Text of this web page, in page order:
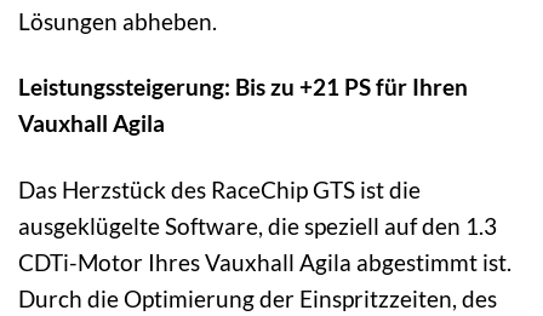
Lösungen abheben.
Leistungssteigerung: Bis zu +21 PS für Ihren
Vauxhall Agila
Das Herzstück des RaceChip GTS ist die
ausgeklügelte Software, die speziell auf den 1.3
CDTi-Motor Ihres Vauxhall Agila abgestimmt ist.
Durch die Optimierung der Einspritzzeiten, des